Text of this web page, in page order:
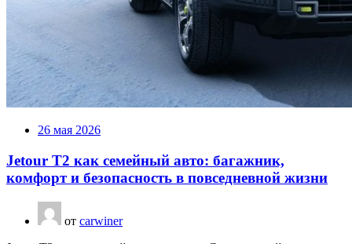
26 мая 2026
Jetour T2 как семейный авто: багажник,
комфорт и безопасность в повседневной жизни
от carwiner